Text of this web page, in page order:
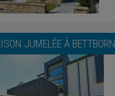
JUMELÉE À BETTBORN